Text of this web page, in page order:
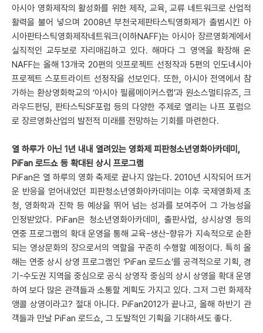
아시아 영화제작의 활성화를 위한 제작, 교육, 교류 네트워크로 산업적
활력을 불어 넣으며 2008년 부천국제판타스틱영화제가 출범시킨 아
시아판타스틱영화제작네트워크(이하NAFF)는 아시아 장르영화계에서
실직적인 교두보로 자리매김하고 있다. 해마다 그 영역을 확장해 온
NAFF는 올해 13개국 20편의 잇프로젝트 선정작과 5편의 인도네시아
프로젝트 스포트라이트 선정작을 선보인다. 또한, 아시아 전역에서 참
가하는 환상영화학교의 ‘아시아 필름메이커스랩’과 원소스멀티유즈, 크
라우드펀딩, 판타스틱SF포럼 등의 다양한 주제로 열리는 나프 포럼으
로 장르영화산업의 발전적 미래를 전망하는 기회를 마련한다.
열 하루가 아닌 1년 내내 열려있는 영화제 피판청소년영화아카데미,
PiFan 로드쇼 등 확대된 상시 프로그램
PiFan은 열 하루의 영화 축제로 끝나지 않는다. 2010년 시작되어 뜨거
운 반응을 얻어내었던 피판청소년영화아카데미는 이후 국제영화제 초
청, 영화학과 진학 등 예상을 뛰어 넘는 성과를 보여주어 그 가능성을
인정받았다. PiFan은 청소년영화아카데미, 출판사업, 상시상영 등의
연중 프로그램의 확대 운영을 통해 교육-생산-향유가 지속적으로 순환
되는 영상문화의 장으로서의 역할을 꾸준히 수행할 예정이다. 특히 올
해는 연중 상시 상영 프로그램인 ‘PiFan 로드쇼’를 공격적으로 기획, 경
기-수도권 지역을 중심으로 공식 상영작 중심의 상시 상영을 확대 운영
하여 보다 많은 관객들과 소통할 계획도 가지고 있다. 그저 그런 화제작
앵콜 상영이라고? 절대 아니다. PiFan2012가 끝나고, 올해 하반기 관
객들과 만날 PiFan 로드쇼, 그 도발적인 기획을 기대하셔도 좋다.